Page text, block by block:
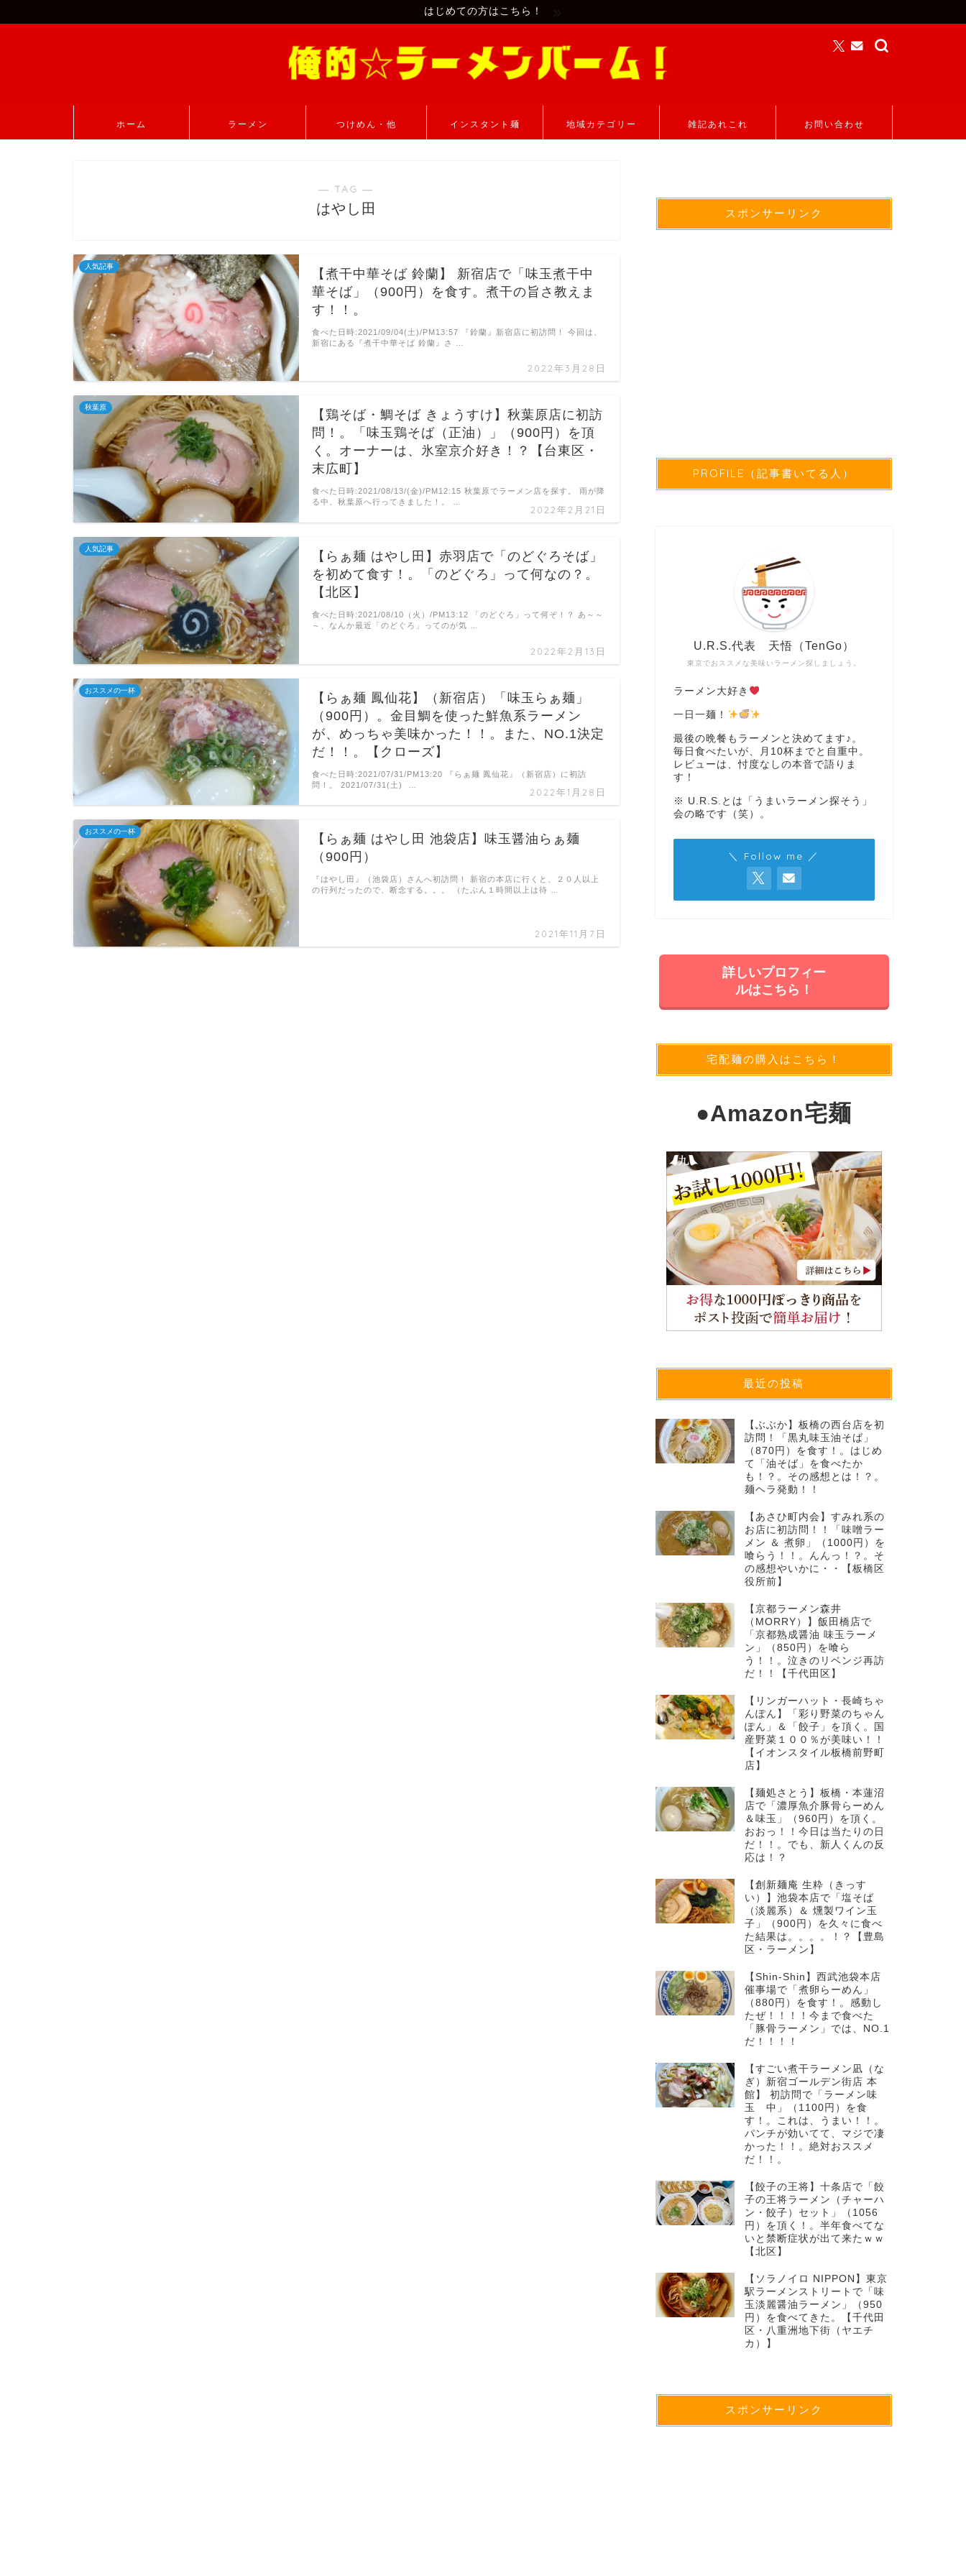
はじめての方はこちら！
ホーム ラーメン つけめん・他 インスタント麺 地域カテゴリー 雑記あれこれ お問い合わせ
― TAG ―
はやし田
人気記事
【煮干中華そば 鈴蘭】 新宿店で「味玉煮干中
華そば」（900円）を食す。煮干の旨さ教えま
す！！。
2022年3月28日
食べた日時:2021/09/04(土)/PM13:57 『鈴蘭』新宿店に初訪問！ 今回は、
新宿にある『煮干中華そば 鈴蘭』さ …
秋葉原
【鶏そば・鯛そば きょうすけ】秋葉原店に初訪
問！。「味玉鶏そば（正油）」（900円）を頂
く。オーナーは、氷室京介好き！？【台東区・
末広町】
2022年2月21日
食べた日時:2021/08/13/(金)/PM12:15 秋葉原でラーメン店を探す。 雨が降
る中、秋葉原へ行ってきました！。 …
人気記事
【らぁ麺 はやし田】赤羽店で「のどぐろそば」
を初めて食す！。「のどぐろ」って何なの？。
【北区】
2022年2月13日
食べた日時:2021/08/10（火）/PM13:12 「のどぐろ」って何ぞ！？ あ～～
～、なんか最近「のどぐろ」ってのが気 …
おススメの一杯
【らぁ麺 鳳仙花】（新宿店）「味玉らぁ麺」
（900円）。金目鯛を使った鮮魚系ラーメン
が、めっちゃ美味かった！！。また、NO.1決定
だ！！。【クローズ】
2022年1月28日
食べた日時:2021/07/31/PM13:20 『らぁ麺 鳳仙花』（新宿店）に初訪
問！。 2021/07/31(土) …
おススメの一杯
【らぁ麺 はやし田 池袋店】味玉醤油らぁ麺
（900円）
2021年11月7日
『はやし田』（池袋店）さんへ初訪問！ 新宿の本店に行くと、２０人以上
の行列だったので、断念する。。。 （たぶん１時間以上は待 …
スポンサーリンク
PROFILE（記事書いてる人）
東京でおススメな美味いラーメン探しましょう。
U.R.S.代表 天悟（TenGo）
ラーメン大好き
一日一麺！
最後の晩餐もラーメンと決めてます♪。
毎日食べたいが、月10杯までと自重中。
レビューは、忖度なしの本音で語りま
す！
※ U.R.S.とは「うまいラーメン探そう」
会の略です（笑）。
＼ Follow me ／
詳しいプロフィー
ルはこちら！
宅配麺の購入はこちら！
●Amazon宅麺
最近の投稿
【ぶぶか】板橋の西台店を初
訪問！「黒丸味玉油そば」
（870円）を食す！。はじめ
て「油そば」を食べたか
も！？。その感想とは！？。
麺ヘラ発動！！
【あさひ町内会】すみれ系の
お店に初訪問！！「味噌ラー
メン ＆ 煮卵」（1000円）を
喰らう！！。んんっ！？。そ
の感想やいかに・・【板橋区
役所前】
【京都ラーメン森井
（MORRY）】飯田橋店で
「京都熟成醤油 味玉ラーメ
ン」（850円）を喰ら
う！！。泣きのリベンジ再訪
だ！！【千代田区】
【リンガーハット・長崎ちゃ
んぽん】「彩り野菜のちゃん
ぽん」＆「餃子」を頂く。国
産野菜１００％が美味い！！
【イオンスタイル板橋前野町
店】
【麺処さとう】板橋・本蓮沼
店で「濃厚魚介豚骨らーめん
＆味玉」（960円）を頂く。
おおっ！！今日は当たりの日
だ！！。でも、新人くんの反
応は！？
【創新麺庵 生粋（きっす
い）】池袋本店で「塩そば
（淡麗系）＆ 燻製ワイン玉
子」（900円）を久々に食べ
た結果は。。。。！？【豊島
区・ラーメン】
【Shin-Shin】西武池袋本店
催事場で「煮卵らーめん」
（880円）を食す！。感動し
たぜ！！！！今まで食べた
「豚骨ラーメン」では、NO.1
だ！！！！
【すごい煮干ラーメン凪（な
ぎ）新宿ゴールデン街店 本
館】 初訪問で「ラーメン味
玉 中」（1100円）を食
す！。これは、うまい！！。
パンチが効いてて、マジで凄
かった！！。絶対おススメ
だ！！。
【餃子の王将】十条店で「餃
子の王将ラーメン（チャーハ
ン・餃子）セット」（1056
円）を頂く！。半年食べてな
いと禁断症状が出て来たｗｗ
【北区】
【ソラノイロ NIPPON】東京
駅ラーメンストリートで「味
玉淡麗醤油ラーメン」（950
円）を食べてきた。【千代田
区・八重洲地下街（ヤエチ
カ）】
スポンサーリンク